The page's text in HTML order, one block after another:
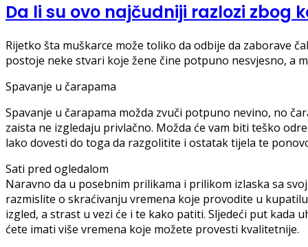
Da li su ovo najčudniji razlozi zbog
Rijetko šta muškarce može toliko da odbije da zaborave
postoje neke stvari koje žene čine potpuno nesvjesno, a
Spavanje u čarapama
Spavanje u čarapama možda zvuči potpuno nevino, no
zaista ne izgledaju privlačno. Možda će vam biti teško
lako dovesti do toga da razgolitite i ostatak tijela te
Sati pred ogledalom
Naravno da u posebnim prilikama i prilikom izlaska sa
razmislite o skraćivanju vremena koje provodite u
izgled, a strast u vezi će i te kako patiti. Sljedeći put
ćete imati više vremena koje možete provesti kvalitetnije.